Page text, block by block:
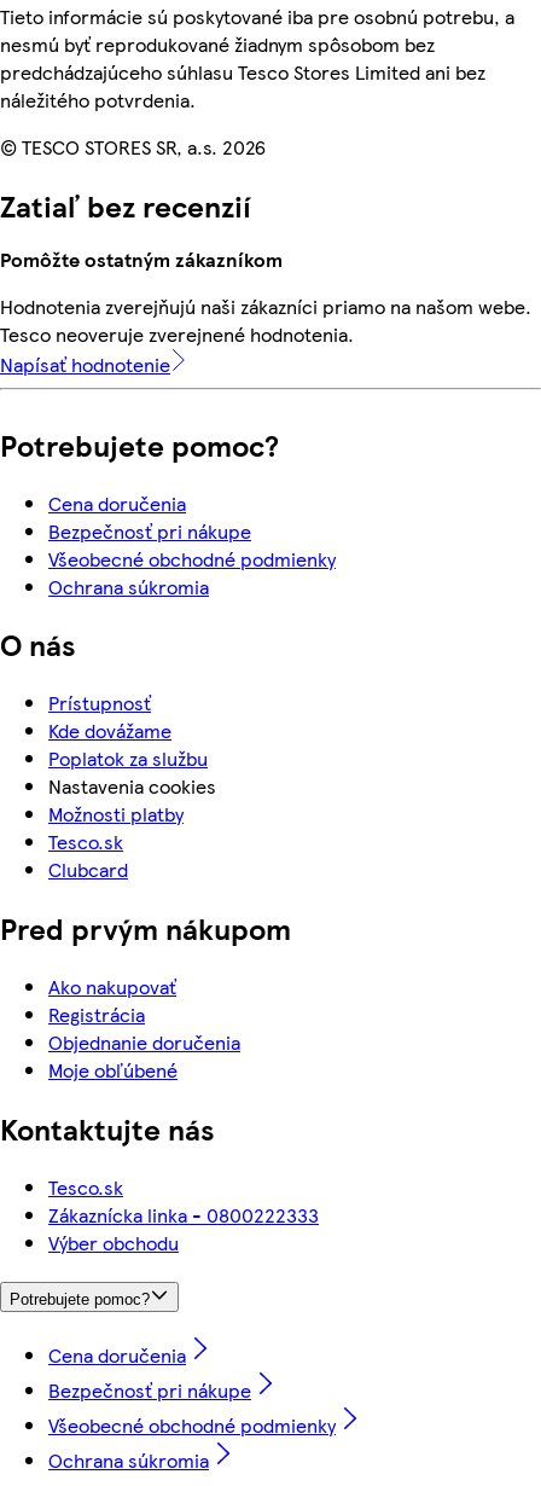
Tieto informácie sú poskytované iba pre osobnú potrebu, a
nesmú byť reprodukované žiadnym spôsobom bez
predchádzajúceho súhlasu Tesco Stores Limited ani bez
náležitého potvrdenia.
© TESCO STORES SR, a.s. 2026
Zatiaľ bez recenzií
Pomôžte ostatným zákazníkom
Hodnotenia zverejňujú naši zákazníci priamo na našom webe.
Tesco neoveruje zverejnené hodnotenia.
Napísať hodnotenie
Potrebujete pomoc?
Cena doručenia
Bezpečnosť pri nákupe
Všeobecné obchodné podmienky
Ochrana súkromia
O nás
Prístupnosť
Kde dovážame
Poplatok za službu
Nastavenia cookies
Možnosti platby
Tesco.sk
Clubcard
Pred prvým nákupom
Ako nakupovať
Registrácia
Objednanie doručenia
Moje obľúbené
Kontaktujte nás
Tesco.sk
Zákaznícka linka - 0800222333
Výber obchodu
Potrebujete pomoc?
Cena doručenia
Bezpečnosť pri nákupe
Všeobecné obchodné podmienky
Ochrana súkromia